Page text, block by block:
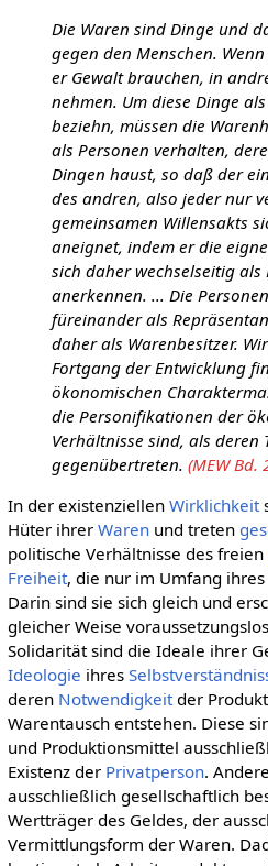
Die Waren sind Dinge und
gegen den Menschen.
er Gewalt brauchen, in
nehmen. Um diese Dinge
beziehn, müssen die
als Personen verhalten,
Dingen haust, so daß der
des andren, also jeder nur
gemeinsamen Willensakts
aneignet, indem er die
sich daher wechselseitig
anerkennen. ... Die
füreinander als
daher als Warenbesitzer.
Fortgang der Entwicklung
ökonomischen
die Personifikationen der
Verhältnisse sind, als deren
gegenübertreten. (MEW Bd.
In der existenziellen Wirklichkeit
Hüter ihrer Warenund treten
politische Verhältnisse des freien
Freiheit, die nur im Umfang
Darin sind sie sich gleich und
gleicher Weise
Solidarität sind die Ideale ihrer
Ideologie ihres
deren Notwendigkeitder
Warentausch entstehen. Diese
und Produktionsmittel
Existenz der Privatperson.
ausschließlich gesellschaftlich
Wertträger des Geldes, der
Vermittlungsform der Waren.